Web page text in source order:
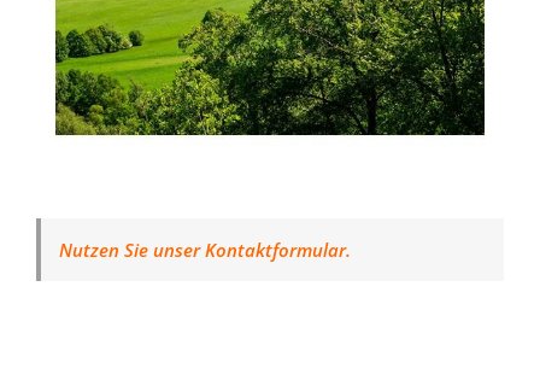
Nutzen Sie unser Kontaktformular.